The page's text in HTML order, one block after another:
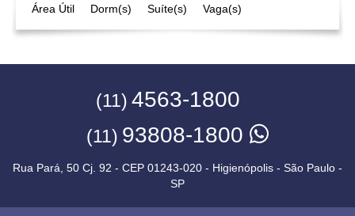
Área Útil
Dorm(s)
Suíte(s)
Vaga(s)
(11) 4563-1800
(11) 93808-1800
Rua Pará, 50 Cj. 92 - CEP 01243-020 - Higienópolis - São Paulo -
SP